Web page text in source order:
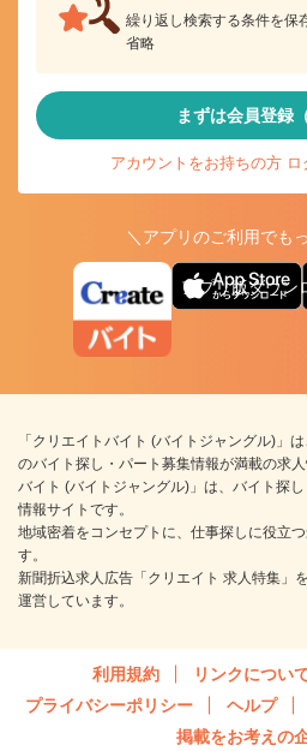
繰り返し検索する条件を保
省略
まずは会員登録
アカウントをお持ちの方 ロ
＼アプリのご利用でも
アプリ版ダウン
「クリエイトバイト (バイトジャングル)」
のバイト探し・パート募集情報が満載の求
バイト (バイトジャングル)」は、バイト探
情報サイトです。
地域密着をコンセプトに、仕事探しに役立
す。
新聞折込求人広告「クリエイト 求人特集」
運営しています。
利用規約 リンクについ
プライバシーポリシー
ヘルプ
掲載をお考えの